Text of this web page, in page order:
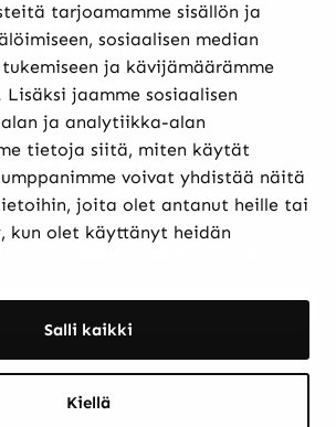
tarjoamamme sisällön ja
sosiaalisen median
ja kävijämäärämme
Lisäksi jaamme sosiaalisen
ja analytiikka-alan
tietoja siitä, miten käytät
voivat yhdistää näitä
joita olet antanut heille tai
kun olet käyttänyt heidän
Salli kaikki
Kiellä
ostaminen
Maksutavat ja
toimitusehdot
Palautukset
Rekisteriseloste
Evästekäytännöt
etsimääsi? Hae sivustolta:
Haku